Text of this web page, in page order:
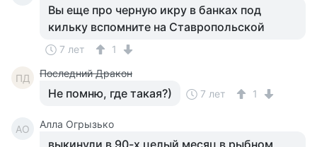
Вы еще про черную икру в банках под
кильку вспомните на Ставропольской
7 лет 1
ПД Последний Дракон
Не помню, где такая?) 7 лет 1
АО Алла Огрызько
выкинули в 90-х целый месяц в рыбном